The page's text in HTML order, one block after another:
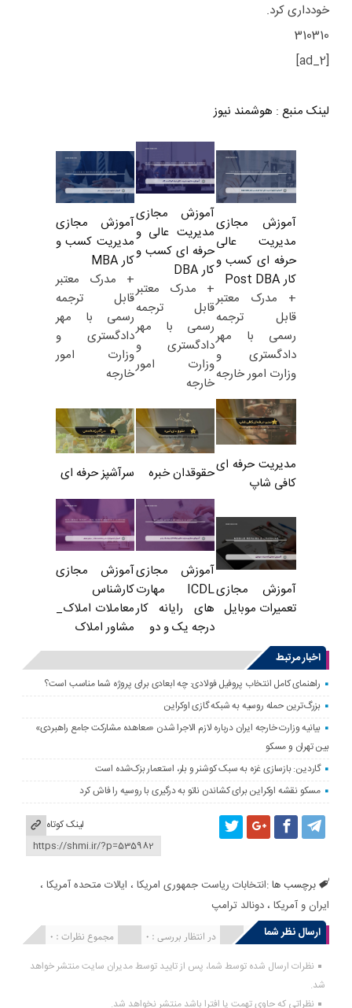
خودداری کرد.
310310
[ad_2]
لینک منبع : هوشمند نیوز
آموزش مجازی
مدیریت عالی
حرفه ای کسب و
کار Post DBA
+ مدرک معتبر
قابل ترجمه
رسمی با مهر
دادگستری و
وزارت امور خارجه
آموزش مجازی
مدیریت عالی و
حرفه ای کسب و
کار DBA
+ مدرک معتبر
قابل ترجمه
رسمی با مهر
دادگستری و
وزارت امور
خارجه
آموزش مجازی
مدیریت کسب و
کار MBA
+ مدرک معتبر
قابل ترجمه
رسمی با مهر
دادگستری و
وزارت امور
خارجه
مدیریت حرفه ای
کافی شاپ
حقوقدان خبره سرآشپز حرفه ای
آموزش مجازی
تعمیرات موبایل
آموزش مجازی
ICDL مهارت
های رایانه کار
درجه یک و دو
آموزش مجازی
کارشناس
معاملات املاک_
مشاور املاک
اخبار مرتبط
راهنمای کامل انتخاب پروفیل فولادی: چه ابعادی برای پروژه شما مناسب است؟
بزرگ‌ترین حمله روسیه به شبکه گازی اوکراین
بیانیه وزارت خارجه ایران درباره لازم‌ الاجرا شدن «معاهده مشارکت جامع راهبردی»
بین تهران و مسکو
گاردین: بازسازی غزه به سبک کوشنر و بلر، استعمار بزک‌شده است
مسکو نقشه اوکراین برای کشاندن ناتو به درگیری با روسیه را فاش کرد
لینک کوتاه
برچسب ها :انتخابات ریاست جمهوری امریکا ، ایالات متحده آمریکا ،
ایران و آمریکا ،دونالد ترامپ
ارسال نظر شما
مجموع نظرات : 0 در انتظار بررسی : 0 انتشار یافته : 0
نظرات ارسال شده توسط شما، پس از تایید توسط مدیران سایت منتشر خواهد
شد.
نظراتی که حاوی تهمت یا افترا باشد منتشر نخواهد شد.